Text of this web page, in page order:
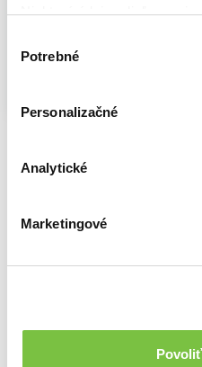
Niektoré údaje zdieľame aj
cookies.
súhlasu
Potrebné
Personalizačné
Analytické
Marketingové
Na sklade
9,10€
Ďalšie z